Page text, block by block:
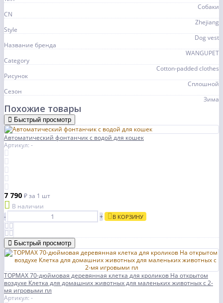
Собаки
CN
Zhejiang
Style
Dog vest
Название бренда
WANGUPET
Category
Cotton-padded clothes
Рисунок
Сплошной
Сезон
Зима
Похожие товары
Быстрый просмотр
Автоматический фонтанчик с водой для кошек
Артикул: -
7 790 ₽за 1 шт
В наличии
-
+ В КОРЗИНУ
Быстрый просмотр
TOPMAX 70-дюймовая деревянная клетка для кроликов На открытом
воздухе Клетка для домашних животных для маленьких животных с 2-
мя игровыми пл
Артикул: -